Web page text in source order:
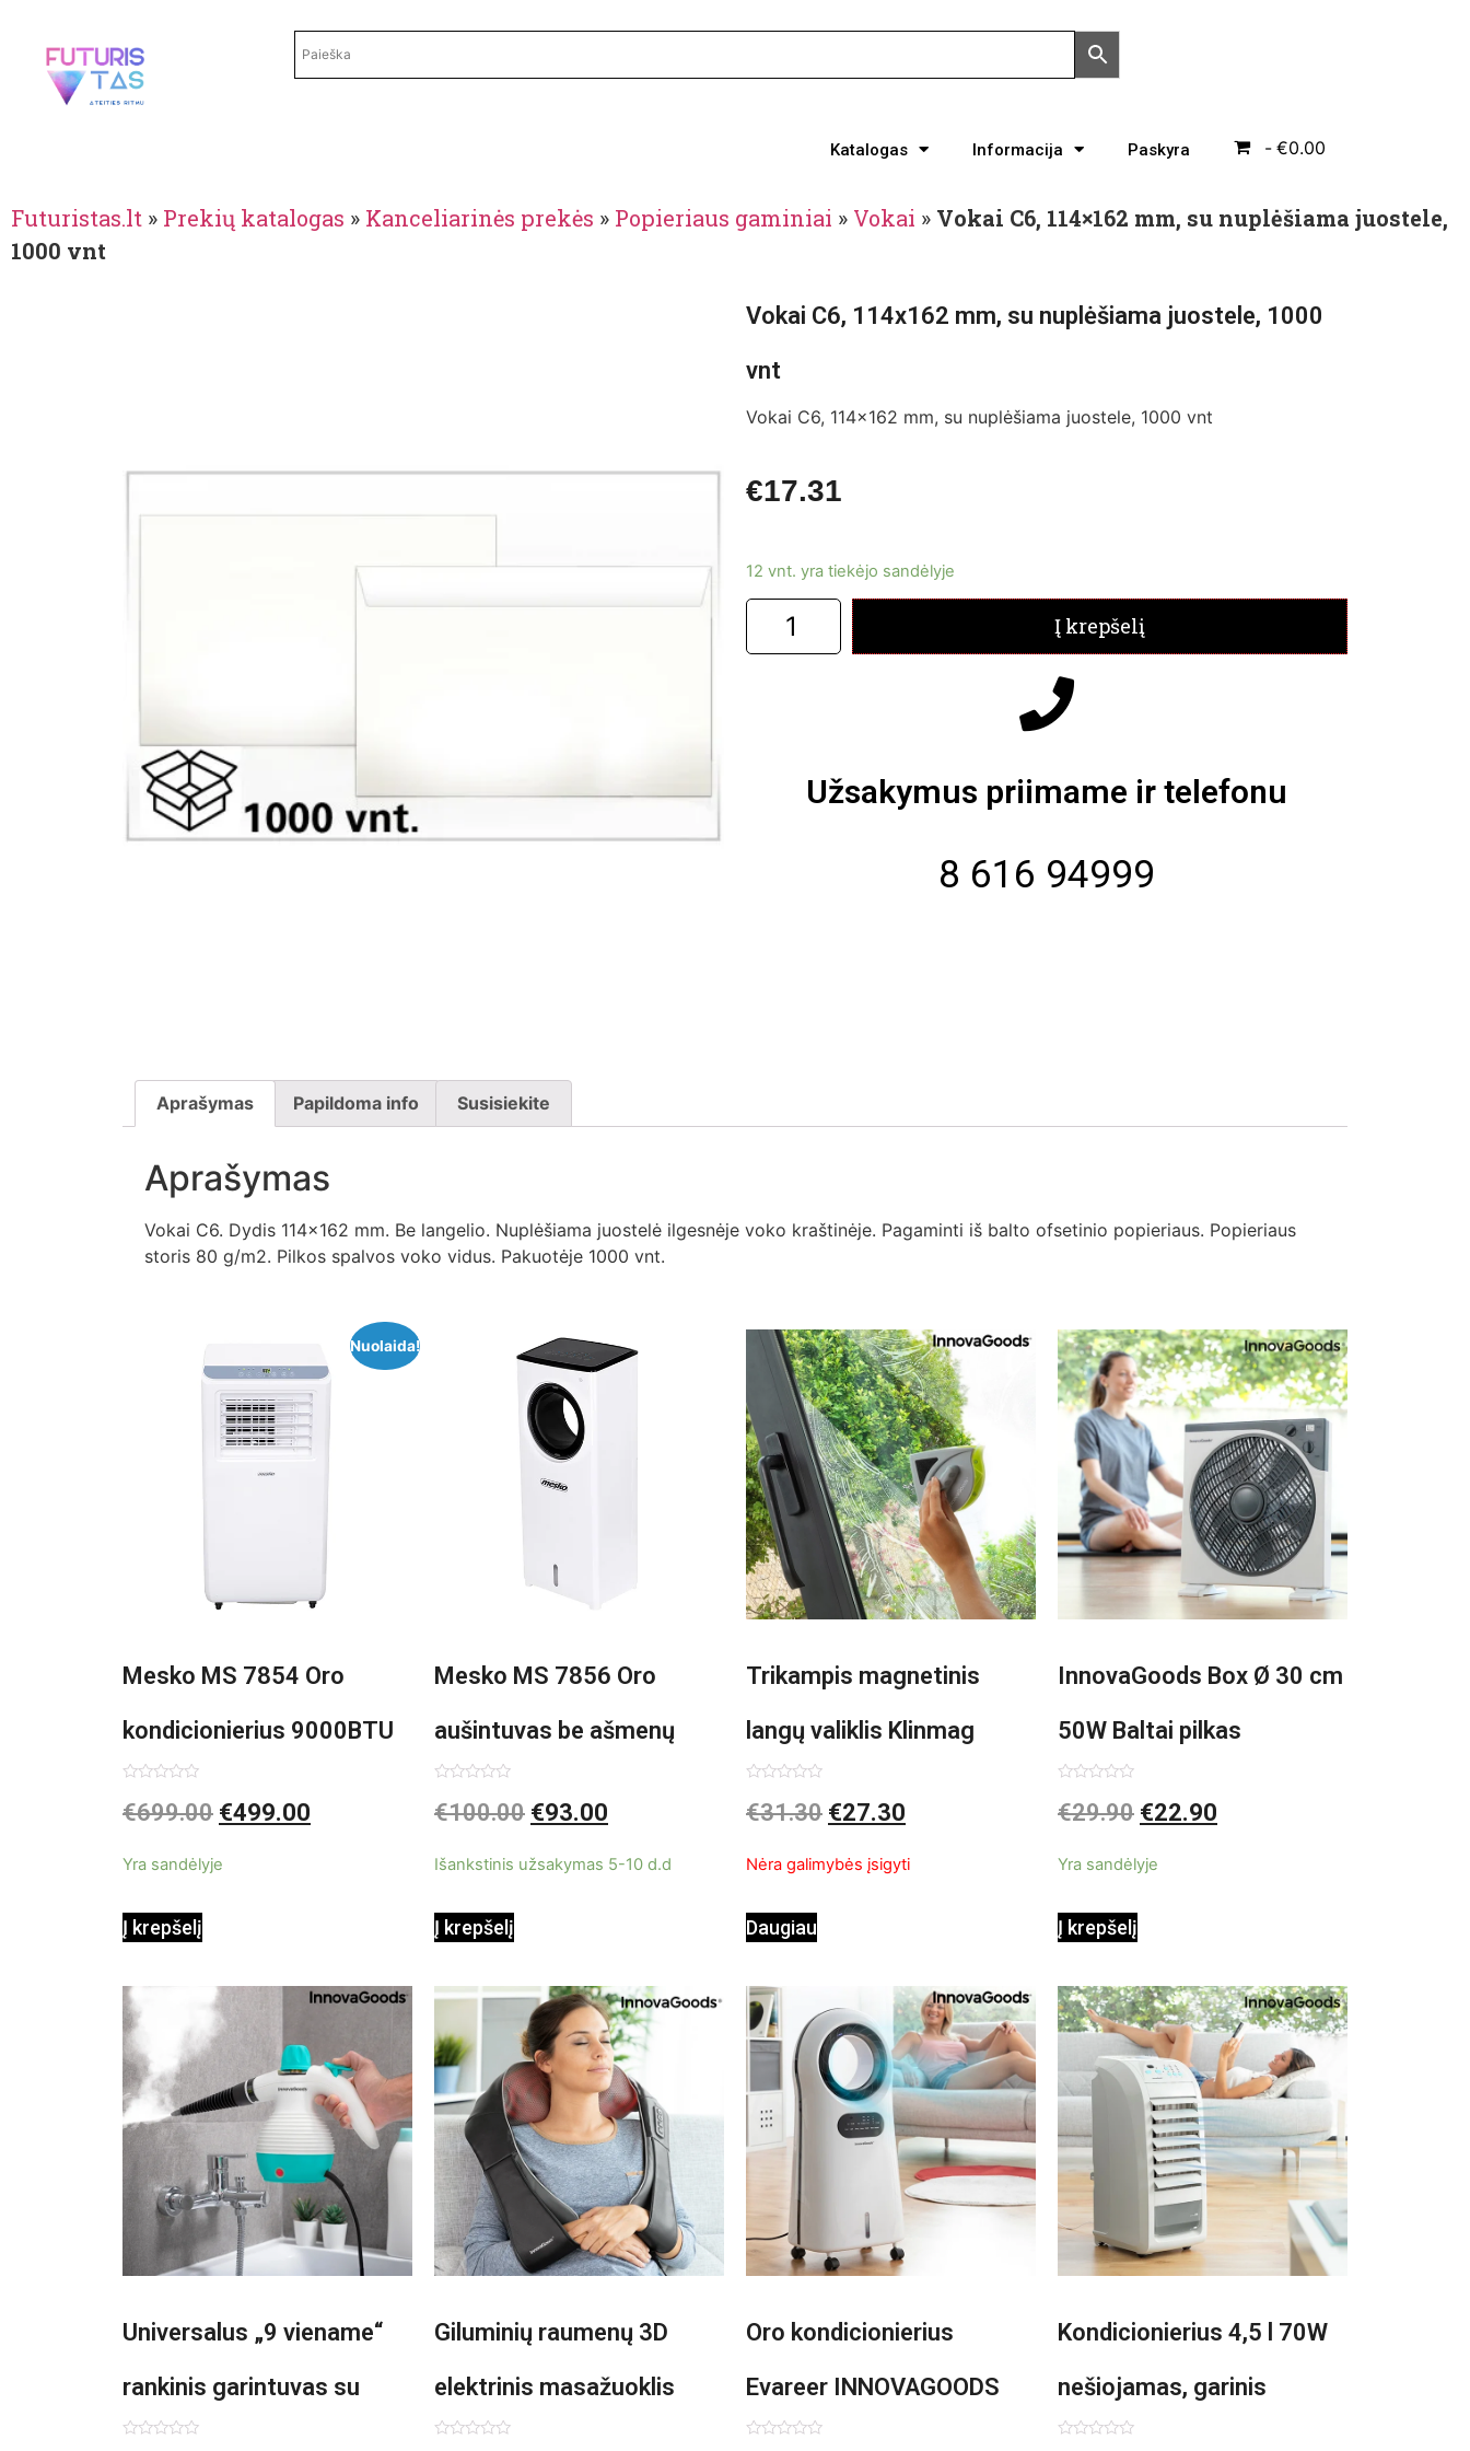
Katalogas Informacija Paskyra €0.00
Futuristas.lt » Prekių katalogas » Kanceliarinės prekės » Popieriaus gaminiai » Vokai » Vokai C6, 114×162 mm, su nuplėšiama juostele,
1000 vnt
Vokai C6, 114x162 mm, su nuplėšiama juostele, 1000
vnt
Vokai C6, 114×162 mm, su nuplėšiama juostele, 1000 vnt
€17.31
12 vnt. yra tiekėjo sandėlyje
Į krepšelį
Užsakymus priimame ir telefonu
8 616 94999
Aprašymas Papildoma info Susisiekite
Aprašymas
Vokai C6. Dydis 114×162 mm. Be langelio. Nuplėšiama juostelė ilgesnėje voko kraštinėje. Pagaminti iš balto ofsetinio popieriaus. Popieriaus
storis 80 g/m2. Pilkos spalvos voko vidus. Pakuotėje 1000 vnt.
Nuolaida!
Mesko MS 7854 Oro
kondicionierius 9000BTU
0
iš
€699.00 €499.00
Yra sandėlyje
Į krepšelį
Mesko MS 7856 Oro
aušintuvas be ašmenų
3in1
0
iš
€100.00 €93.00
Išankstinis užsakymas 5-10 d.d
Į krepšelį
Trikampis magnetinis
langų valiklis Klinmag
InnovaGoods
0
iš
€31.30 €27.30
Nėra galimybės įsigyti
Daugiau
InnovaGoods Box Ø 30 cm
50W Baltai pilkas
pastatomas ventiliatorius
0
iš
€29.90 €22.90
Yra sandėlyje
Į krepšelį
Universalus „9 viename“
rankinis garintuvas su
priedais Steany
Giluminių raumenų 3D
elektrinis masažuoklis
InnovaGoods Shiatsu
Oro kondicionierius
Evareer INNOVAGOODS
90W mobilus, garinamasis,
Kondicionierius 4,5 l 70W
nešiojamas, garinis